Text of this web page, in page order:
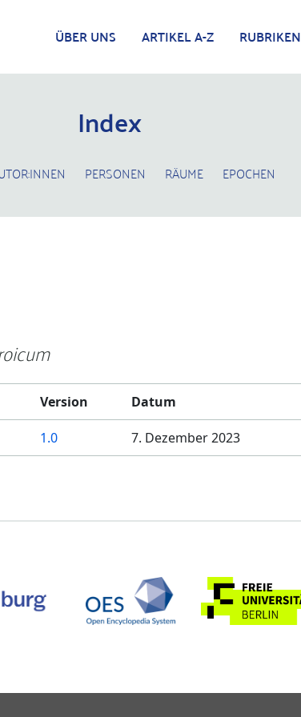
ÜBER UNS ARTIKEL A-Z RUBRIKEN
Index
PERSONEN RÄUME EPOCHEN
Version Datum
1.0 7. Dezember 2023